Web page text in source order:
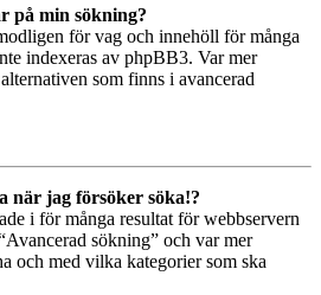
på min sökning?
för vag och innehöll för många
indexeras av phpBB3. Var mer
som finns i avancerad
när jag försöker söka!?
i för många resultat för webbservern
sökning” och var mer
och med vilka kategorier som ska